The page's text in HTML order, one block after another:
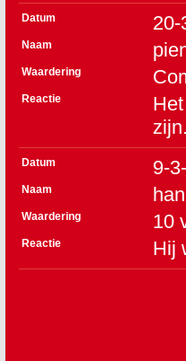
Datum 20-
Naam
Waardering
Reactie
Datum 9-
Naam
Waardering 10
Reactie Hij